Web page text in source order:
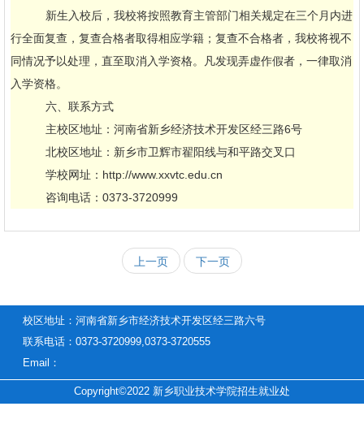
新生入校后，我校将按照教育主管部门相关规定在三个月内进
行全面复查，复查合格者取得相应学籍；复查不合格者，我校将视不
同情况予以处理，直至取消入学资格。凡发现弄虚作假者，一律取消
入学资格。
六、联系方式
主校区地址：河南省新乡经济技术开发区经三路6号
北校区地址：新乡市卫辉市翟阳线与和平路交叉口
学校网址：http://www.xxvtc.edu.cn
咨询电话：0373-3720999
上一页 下一页
校区地址：河南省新乡市经济技术开发区经三路六号
联系电话：0373-3720999,0373-3720555
Email：
Copyright©2022 新乡职业技术学院招生就业处